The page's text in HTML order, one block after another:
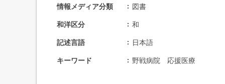
情報メディア分類 図書
和洋区分 和
記述言語 日本語
キーワード 野戦病院 応援医療